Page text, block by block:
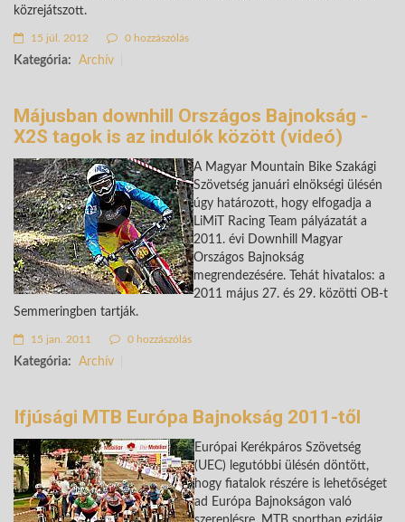
közrejátszott.
15 júl. 2012 0 hozzászólás
Kategória: Archív
Májusban downhill Országos Bajnokság -
X2S tagok is az indulók között (videó)
A Magyar Mountain Bike Szakági
Szövetség januári elnökségi ülésén
úgy határozott, hogy elfogadja a
LiMiT Racing Team pályázatát a
2011. évi Downhill Magyar
Országos Bajnokság
megrendezésére. Tehát hivatalos: a
2011 május 27. és 29. közötti OB-t
Semmeringben tartják.
15 jan. 2011 0 hozzászólás
Kategória: Archív
Ifjúsági MTB Európa Bajnokság 2011-től
Európai Kerékpáros Szövetség
(UEC) legutóbbi ülésén döntött,
hogy fiatalok részére is lehetőséget
ad Európa Bajnokságon való